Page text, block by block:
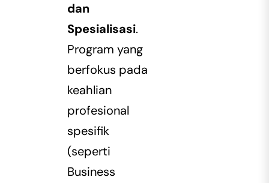
dan
Spesialisasi.
Program yang
berfokus pada
keahlian
profesional
spesifik
(seperti
Business